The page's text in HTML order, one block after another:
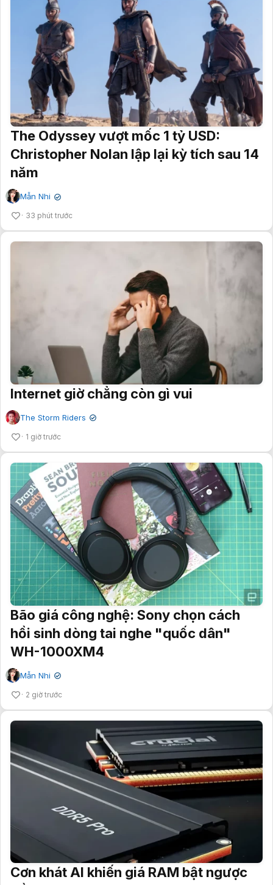
The Odyssey vượt mốc 1 tỷ USD:
Christopher Nolan lập lại kỳ tích sau 14
năm
Mẫn Nhi ✔
33 phút trước
Internet giờ chẳng còn gì vui
The Storm Riders ✔
1 giờ trước
Bão giá công nghệ: Sony chọn cách
hồi sinh dòng tai nghe "quốc dân"
WH-1000XM4
Mẫn Nhi ✔
2 giờ trước
Cơn khát AI khiến giá RAM bật ngược